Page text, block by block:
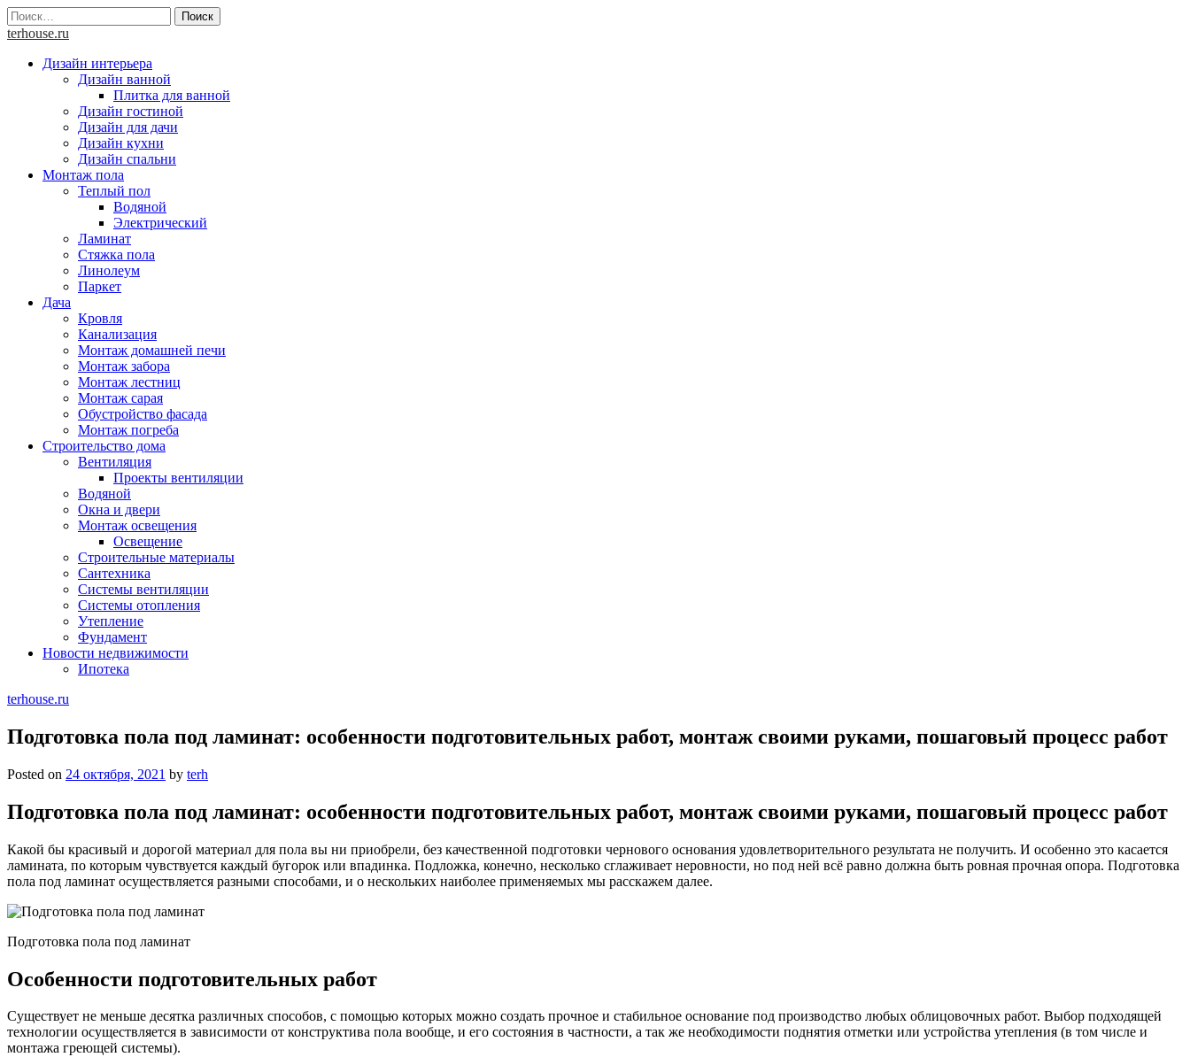
Skip
to
Найти:
terhouse.ru
Дизайн интерьера
Дизайн ванной
Плитка для ванной
Дизайн гостиной
Дизайн для дачи
Дизайн кухни
Дизайн спальни
Монтаж пола
Теплый пол
Водяной
Электрический
Ламинат
Стяжка пола
Линолеум
Паркет
Дача
Кровля
Канализация
Монтаж домашней печи
Монтаж забора
Монтаж лестниц
Монтаж сарая
Обустройство фасада
Монтаж погреба
Строительство дома
Вентиляция
Проекты вентиляции
Водяной
Окна и двери
Монтаж освещения
Освещение
Строительные материалы
Сантехника
Системы вентиляции
Системы отопления
Утепление
Фундамент
Новости недвижимости
Ипотека
terhouse.ru
Подготовка пола под ламинат: особенности подготовительных работ, монтаж своими руками, пошаговый процесс работ
Posted on 24 октября, 2021 by terh
Подготовка пола под ламинат: особенности подготовительных работ, монтаж своими руками, пошаговый процесс работ
Какой бы красивый и дорогой материал для пола вы ни приобрели, без качественной подготовки чернового основания удовлетворительного результата не получить. И особенно это касается
ламината, по которым чувствуется каждый бугорок или впадинка. Подложка, конечно, несколько сглаживает неровности, но под ней всё равно должна быть ровная прочная опора. Подготовка
пола под ламинат осуществляется разными способами, и о нескольких наиболее применяемых мы расскажем далее.
Подготовка пола под ламинат
Особенности подготовительных работ
Существует не меньше десятка различных способов, с помощью которых можно создать прочное и стабильное основание под производство любых облицовочных работ. Выбор подходящей
технологии осуществляется в зависимости от конструктива пола вообще, и его состояния в частности, а так же необходимости поднятия отметки или устройства утепления (в том числе и
монтажа греющей системы).